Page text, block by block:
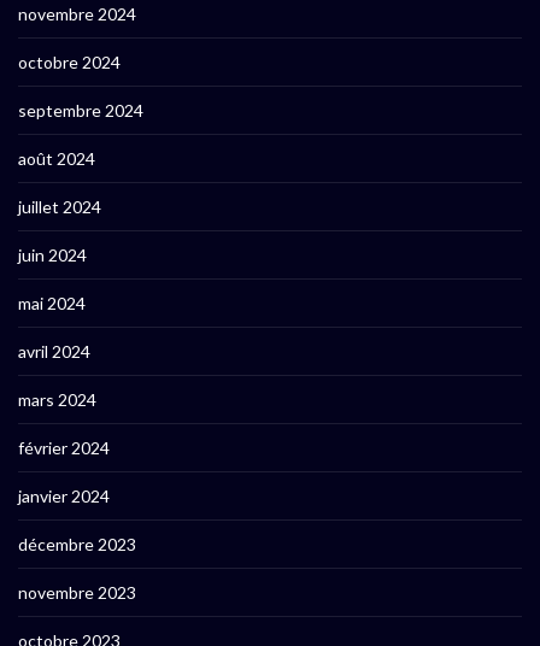
novembre 2024
octobre 2024
septembre 2024
août 2024
juillet 2024
juin 2024
mai 2024
avril 2024
mars 2024
février 2024
janvier 2024
décembre 2023
novembre 2023
octobre 2023